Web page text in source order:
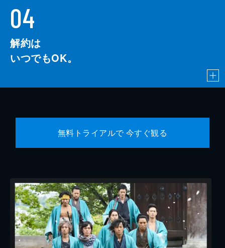
04
解約は
いつでもOK。
無料トライアルで 今すぐ観る